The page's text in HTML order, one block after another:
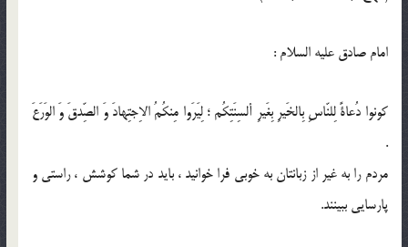
امام صادق عليه السلام :
كونوا دُعاةً لِلنّاسِ بِالخَيرِ بِغَيرِ ألسِنَتِكُم ؛ لِيَرَوا مِنكُمُ الاِجتِهادَ وَ الصِّدقَ وَ الوَرَعَ
.
مردم را به غير از زبانتان به خوبى فرا خوانيد ، بايد در شما كوشش ، راستى و
پارسايى ببينند.